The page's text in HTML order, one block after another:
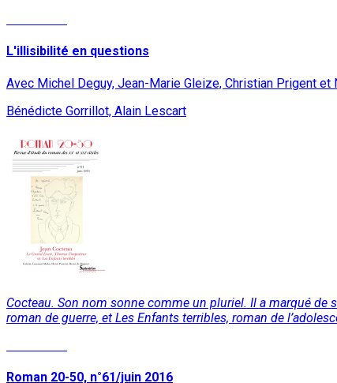
L'illisibilité en questions
Avec Michel Deguy, Jean-Marie Gleize, Christian Prigent et
Bénédicte Gorrillot, Alain Lescart
Cocteau. Son nom sonne comme un pluriel. Il a marqué de
roman de guerre, et Les Enfants terribles, roman de
Roman 20-50, n°61/juin 2016